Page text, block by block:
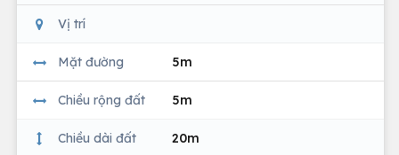
Vị trí
Mặt đường 5m
Chiều rộng đất 5m
Chiều dài đất 20m